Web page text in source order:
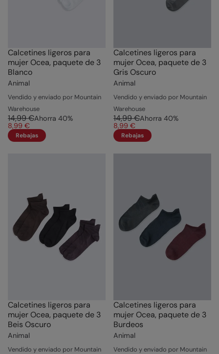
Calcetines ligeros para
mujer Ocea, paquete de 3
Blanco
Animal
Vendido y enviado por Mountain
Warehouse
14,99 €Ahorra 40%
8,99 €
Rebajas
Calcetines ligeros para
mujer Ocea, paquete de 3
Gris Oscuro
Animal
Vendido y enviado por Mountain
Warehouse
14,99 €Ahorra 40%
8,99 €
Rebajas
Calcetines ligeros para
mujer Ocea, paquete de 3
Beis Oscuro
Animal
Vendido y enviado por Mountain
Calcetines ligeros para
mujer Ocea, paquete de 3
Burdeos
Animal
Vendido y enviado por Mountain